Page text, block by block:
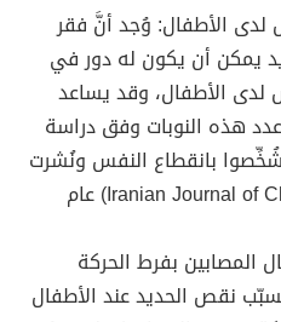
لدى الأطفال: وُجد أنَّ فقر
يمكن أن يكون له دور في
لدى الأطفال، وقد يساعد
هذه النوبات وفق دراسة
ممّن شُخِّصوا بانقطاع النفس ونُشرت
في مجلة (Iranian Journal of Child Neurology) عام
المصابين بفرط الحركة
نقص الحديد عند الأطفال